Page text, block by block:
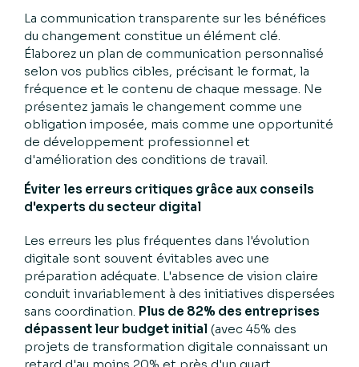
La communication transparente sur les bénéfices
du changement constitue un élément clé.
Élaborez un plan de communication personnalisé
selon vos publics cibles, précisant le format, la
fréquence et le contenu de chaque message. Ne
présentez jamais le changement comme une
obligation imposée, mais comme une opportunité
de développement professionnel et
d'amélioration des conditions de travail.
Éviter les erreurs critiques grâce aux conseils
d'experts du secteur digital
Les erreurs les plus fréquentes dans l'évolution
digitale sont souvent évitables avec une
préparation adéquate. L'absence de vision claire
conduit invariablement à des initiatives dispersées
sans coordination. Plus de 82% des entreprises
dépassent leur budget initial(avec 45% des
projets de transformation digitale connaissant un
retard d'au moins 20% et près d'un quart